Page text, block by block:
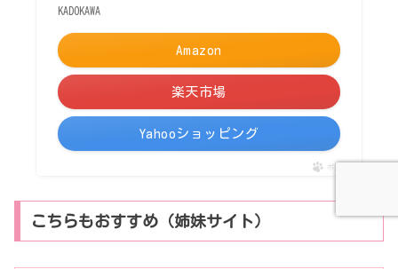
KADOKAWA
Amazon
楽天市場
Yahooショッピング
ポチップ
こちらもおすすめ（姉妹サイト）